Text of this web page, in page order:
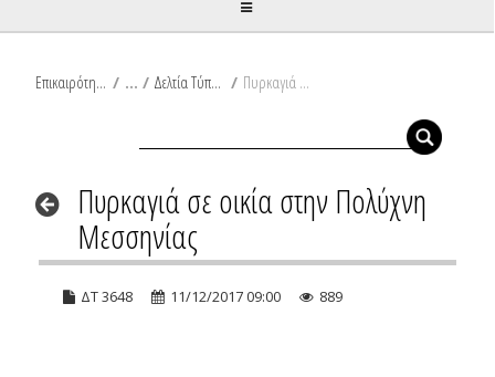
Επικαιρότητα / Δελτία Τύπου / Πυρκαγιά σε οικία στην Πολύχνη Μεσσηνίας
Πυρκαγιά σε οικία στην Πολύχνη
Μεσσηνίας
ΔΤ 3648 11/12/2017 09:00 889